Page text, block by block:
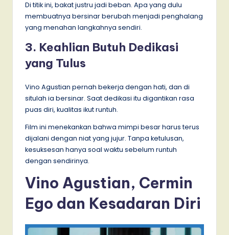
Di titik ini, bakat justru jadi beban. Apa yang dulu
membuatnya bersinar berubah menjadi penghalang
yang menahan langkahnya sendiri.
3. Keahlian Butuh Dedikasi
yang Tulus
Vino Agustian pernah bekerja dengan hati, dan di
situlah ia bersinar. Saat dedikasi itu digantikan rasa
puas diri, kualitas ikut runtuh.
Film ini menekankan bahwa mimpi besar harus terus
dijalani dengan niat yang jujur. Tanpa ketulusan,
kesuksesan hanya soal waktu sebelum runtuh
dengan sendirinya.
Vino Agustian, Cermin
Ego dan Kesadaran Diri